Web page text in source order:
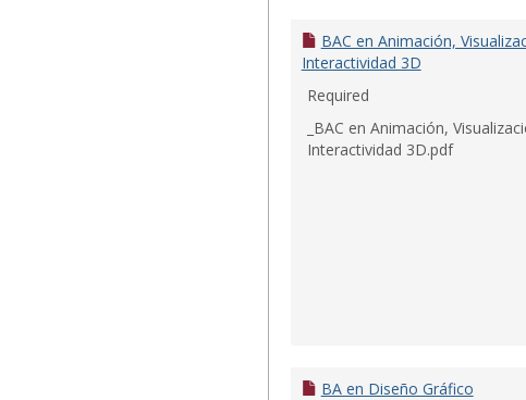
BAC en Animación,
Interactividad 3D
Required
_BAC en Animación,
Interactividad 3D.pdf
BA en Diseño Gráfico